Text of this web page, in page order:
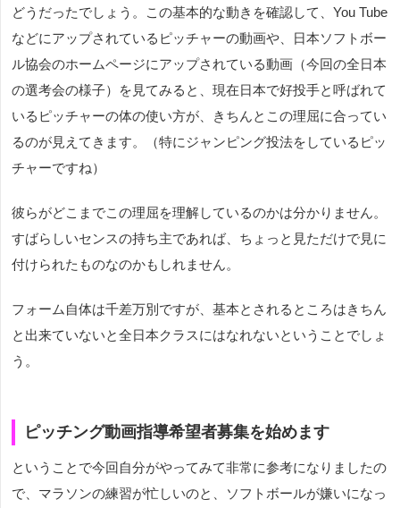
どうだったでしょう。この基本的な動きを確認して、You Tube
などにアップされているピッチャーの動画や、日本ソフトボー
ル協会のホームページにアップされている動画（今回の全日本
の選考会の様子）を見てみると、現在日本で好投手と呼ばれて
いるピッチャーの体の使い方が、きちんとこの理屈に合ってい
るのが見えてきます。（特にジャンピング投法をしているピッ
チャーですね）
彼らがどこまでこの理屈を理解しているのかは分かりません。
すばらしいセンスの持ち主であれば、ちょっと見ただけで見に
付けられたものなのかもしれません。
フォーム自体は千差万別ですが、基本とされるところはきちん
と出来ていないと全日本クラスにはなれないということでしょ
う。
ピッチング動画指導希望者募集を始めます
ということで今回自分がやってみて非常に参考になりましたの
で、マラソンの練習が忙しいのと、ソフトボールが嫌いになっ